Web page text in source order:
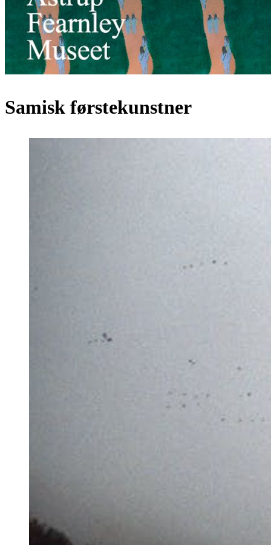
Samisk førstekunstner